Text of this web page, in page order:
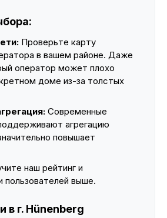
Проверьте карту
в вашем районе. Даже
оператор может плохо
доме из-за толстых
Современные
агрегацию
повышает
наш рейтинг и
пользователей выше.
в г. Hünenberg